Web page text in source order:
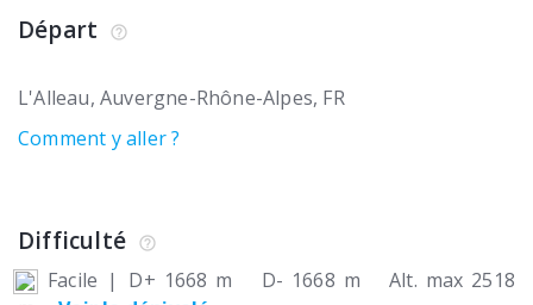
Départ
L'Alleau Auvergne-Rhône-Alpes FR
Comment y aller ?
Difficulté
Facile | D+ 1668 m D- 1668 m
Alt. max 2518